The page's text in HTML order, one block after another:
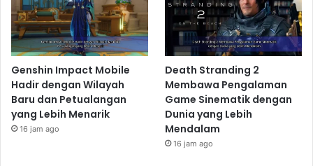
Genshin Impact Mobile
Hadir dengan Wilayah
Baru dan Petualangan
yang Lebih Menarik
16 jam ago
Death Stranding 2
Membawa Pengalaman
Game Sinematik dengan
Dunia yang Lebih
Mendalam
16 jam ago